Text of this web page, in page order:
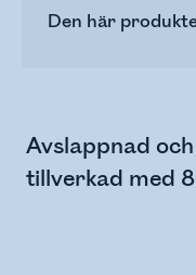
Den här
Avslappnad
tillverkad med